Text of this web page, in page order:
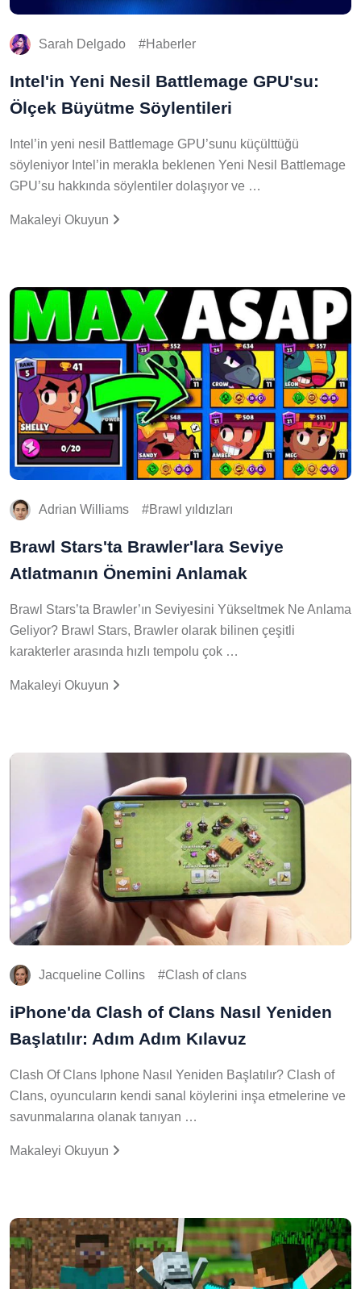
Sarah Delgado Haberler
Intel'in Yeni Nesil Battlemage GPU'su:
Ölçek Büyütme Söylentileri
Intel’in yeni nesil Battlemage GPU’sunu küçülttüğü
söyleniyor Intel’in merakla beklenen Yeni Nesil Battlemage
GPU’su hakkında söylentiler dolaşıyor ve …
Makaleyi Okuyun
Adrian Williams Brawl yıldızları
Brawl Stars'ta Brawler'lara Seviye
Atlatmanın Önemini Anlamak
Brawl Stars’ta Brawler’ın Seviyesini Yükseltmek Ne Anlama
Geliyor? Brawl Stars, Brawler olarak bilinen çeşitli
karakterler arasında hızlı tempolu çok …
Makaleyi Okuyun
Jacqueline Collins Clash of clans
iPhone'da Clash of Clans Nasıl Yeniden
Başlatılır: Adım Adım Kılavuz
Clash Of Clans Iphone Nasıl Yeniden Başlatılır? Clash of
Clans, oyuncuların kendi sanal köylerini inşa etmelerine ve
savunmalarına olanak tanıyan …
Makaleyi Okuyun